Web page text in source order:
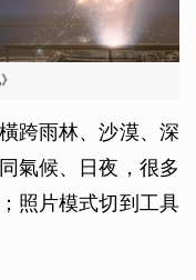
跨雨林、沙漠、深
氣候、日夜，很多
照片模式切到工具